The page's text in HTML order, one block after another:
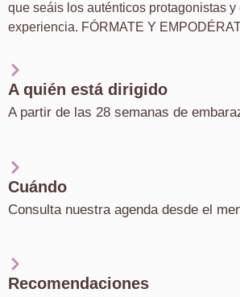
que seáis los auténticos protagonistas y
experiencia. FÓRMATE Y
A quién está dirigido
A partir de las 28 semanas de
Cuándo
Consulta nuestra agenda desde el
Recomendaciones